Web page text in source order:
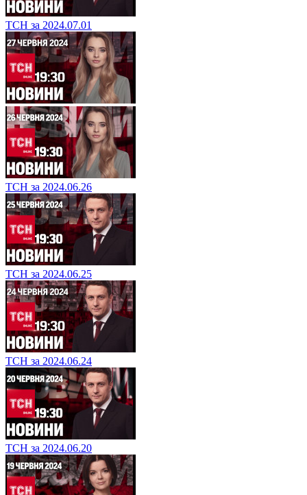
ТСН за 2024.07.01
ТСН за 2024.06.26
ТСН за 2024.06.25
ТСН за 2024.06.24
ТСН за 2024.06.20